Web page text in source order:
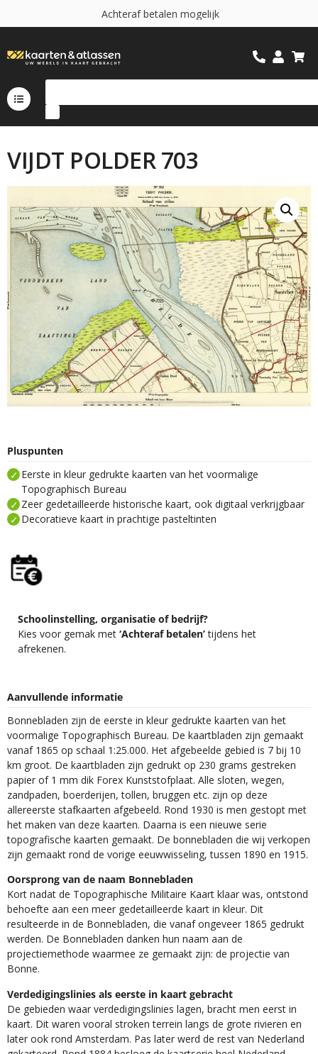
Achteraf betalen mogelijk
VIJDT POLDER 703
Pluspunten
Eerste in kleur gedrukte kaarten van het voormalige
Topographisch Bureau
Zeer gedetailleerde historische kaart, ook digitaal verkrijgbaar
Decoratieve kaart in prachtige pasteltinten
Schoolinstelling, organisatie of bedrijf?
Kies voor gemak met ‘Achteraf betalen’tijdens het
afrekenen.
Aanvullende informatie
Bonnebladen zijn de eerste in kleur gedrukte kaarten van het
voormalige Topographisch Bureau. De kaartbladen zijn gemaakt
vanaf 1865 op schaal 1:25.000. Het afgebeelde gebied is 7 bij 10
km groot. De kaartbladen zijn gedrukt op 230 grams gestreken
papier of 1 mm dik Forex Kunststofplaat. Alle sloten, wegen,
zandpaden, boerderijen, tollen, bruggen etc. zijn op deze
allereerste stafkaarten afgebeeld. Rond 1930 is men gestopt met
het maken van deze kaarten. Daarna is een nieuwe serie
topografische kaarten gemaakt. De bonnebladen die wij verkopen
zijn gemaakt rond de vorige eeuwwisseling, tussen 1890 en 1915.
Oorsprong van de naam Bonnebladen
Kort nadat de Topographische Militaire Kaart klaar was, ontstond
behoefte aan een meer gedetailleerde kaart in kleur. Dit
resulteerde in de Bonnebladen, die vanaf ongeveer 1865 gedrukt
werden. De Bonnebladen danken hun naam aan de
projectiemethode waarmee ze gemaakt zijn: de projectie van
Bonne.
Verdedigingslinies als eerste in kaart gebracht
De gebieden waar verdedigingslinies lagen, bracht men eerst in
kaart. Dit waren vooral stroken terrein langs de grote rivieren en
later ook rond Amsterdam. Pas later werd de rest van Nederland